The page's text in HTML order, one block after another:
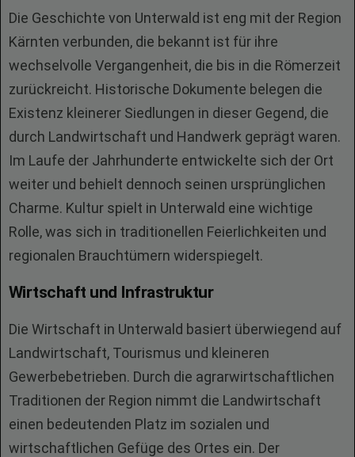
Die Geschichte von Unterwald ist eng mit der Region
Kärnten verbunden, die bekannt ist für ihre
wechselvolle Vergangenheit, die bis in die Römerzeit
zurückreicht. Historische Dokumente belegen die
Existenz kleinerer Siedlungen in dieser Gegend, die
durch Landwirtschaft und Handwerk geprägt waren.
Im Laufe der Jahrhunderte entwickelte sich der Ort
weiter und behielt dennoch seinen ursprünglichen
Charme. Kultur spielt in Unterwald eine wichtige
Rolle, was sich in traditionellen Feierlichkeiten und
regionalen Brauchtümern widerspiegelt.
Wirtschaft und Infrastruktur
Die Wirtschaft in Unterwald basiert überwiegend auf
Landwirtschaft, Tourismus und kleineren
Gewerbebetrieben. Durch die agrarwirtschaftlichen
Traditionen der Region nimmt die Landwirtschaft
einen bedeutenden Platz im sozialen und
wirtschaftlichen Gefüge des Ortes ein. Der